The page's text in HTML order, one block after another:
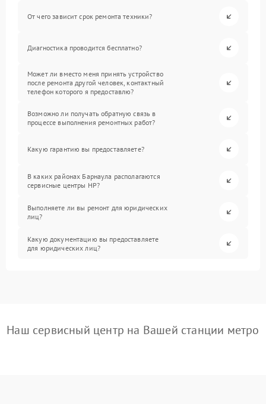
От чего зависит срок ремонта техники?
Диагностика проводится бесплатно?
Может ли вместо меня принять устройство
после ремонта другой человек, контактный
телефон которого я предоставлю?
Возможно ли получать обратную связь в
процессе выполнения ремонтных работ?
Какую гарантию вы предоставляете?
В каких районах Барнаула располагаются
сервисные центры HP?
Выполняете ли вы ремонт для юридических
лиц?
Какую документацию вы предоставляете
для юридических лиц?
Наш сервисный центр на Вашей станции метро